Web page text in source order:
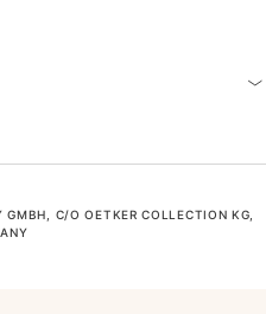
C/O OETKER COLLECTION KG,